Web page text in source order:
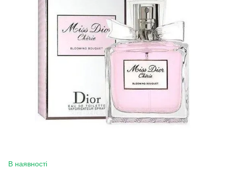
В наявності